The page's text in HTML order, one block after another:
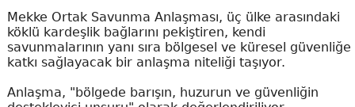
Mekke Ortak Savunma Anlaşması, üç ülke arasındaki
köklü kardeşlik bağlarını pekiştiren, kendi
savunmalarının yanı sıra bölgesel ve küresel güvenliğe
katkı sağlayacak bir anlaşma niteliği taşıyor.
Anlaşma, "bölgede barışın, huzurun ve güvenliğin